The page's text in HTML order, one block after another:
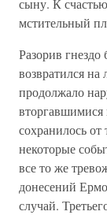
сыну. К
мстительный
Разорив
возвратился
продолжало
сохранилось
некоторые
все то же
донесений
случай.